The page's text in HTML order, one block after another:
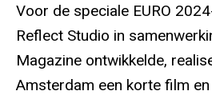
Voor de speciale EURO
Reflect Studio in
Magazine ontwikkelde,
Amsterdam een korte film